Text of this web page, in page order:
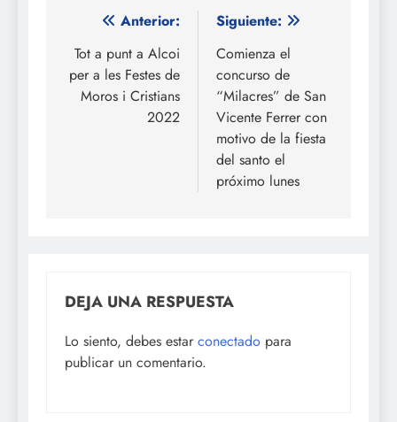
Navegación
de
entradas
Anterior:
Tot a punt a Alcoi
per a les Festes de
Moros i Cristians
2022
Siguiente:
Comienza el
concurso de
“Milacres” de San
Vicente Ferrer con
motivo de la fiesta
del santo el
próximo lunes
DEJA UNA RESPUESTA
Lo siento, debes estar conectado para
publicar un comentario.